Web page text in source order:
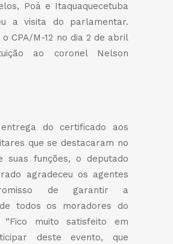
Poá e Itaquaquecetuba
a visita do parlamentar.
o CPA/M-12 no dia 2 de abril
ao coronel Nelson
do certificado aos
que se destacaram no
suas funções, o deputado
agradeceu os agentes
de garantir a
todos os moradores do
muito satisfeito em
deste evento, que